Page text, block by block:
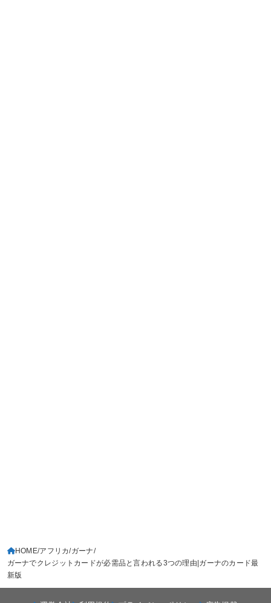
HOME アフリカ ガーナ
ガーナでクレジットカードが必需品と言われる3つの理由|ガーナのカード最
新版